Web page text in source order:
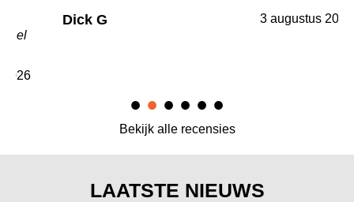
3 augustus 2026
Dick G
Bekijk alle recensies
LAATSTE NIEUWS